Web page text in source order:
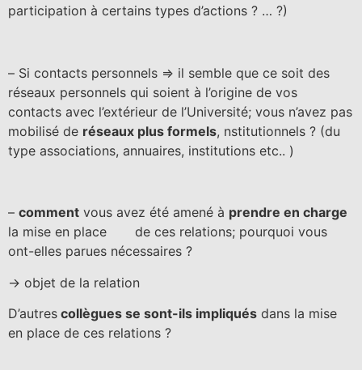
participation à certains types d’actions ? … ?)
– Si contacts personnels => il semble que ce soit des
réseaux personnels qui soient à l’origine de vos
contacts avec l’extérieur de l’Université; vous n’avez pas
mobilisé de réseaux plus formels, nstitutionnels ? (du
type associations, annuaires, institutions etc.. )
– comment vous avez été amené à prendre en charge
la mise en place de ces relations; pourquoi vous
ont-elles parues nécessaires ?
-> objet de la relation
D’autres collègues se sont-ils impliqués dans la mise
en place de ces relations ?